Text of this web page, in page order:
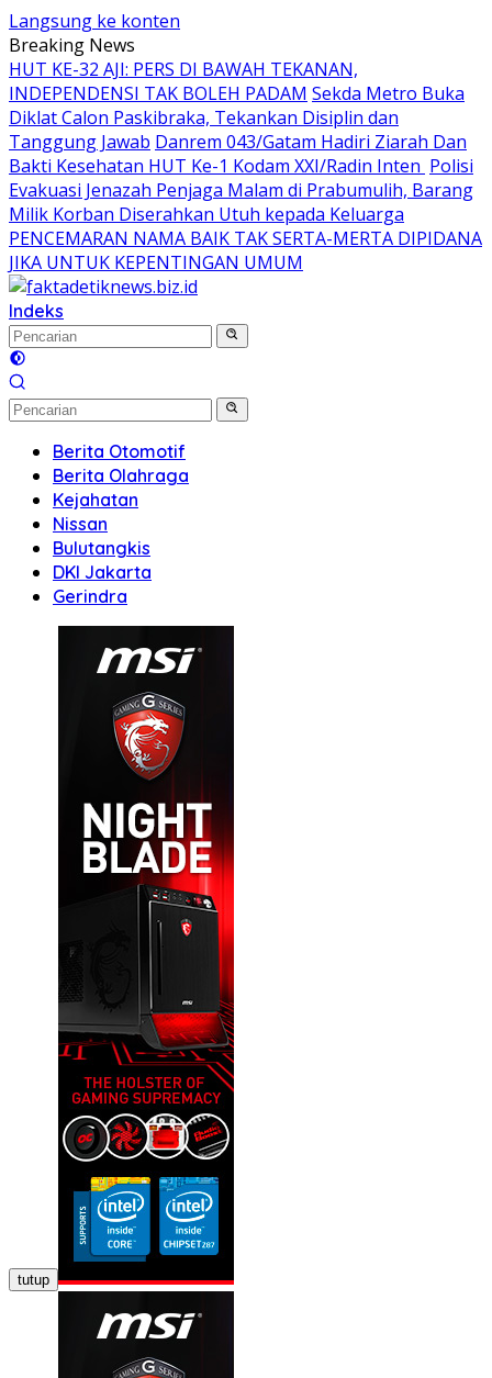
Langsung ke konten
Breaking News
HUT KE-32 AJI: PERS DI BAWAH TEKANAN,
INDEPENDENSI TAK BOLEH PADAM Sekda Metro Buka
Diklat Calon Paskibraka, Tekankan Disiplin dan
Tanggung Jawab Danrem 043/Gatam Hadiri Ziarah Dan
Bakti Kesehatan HUT Ke-1 Kodam XXI/Radin Inten Polisi
Evakuasi Jenazah Penjaga Malam di Prabumulih, Barang
Milik Korban Diserahkan Utuh kepada Keluarga
PENCEMARAN NAMA BAIK TAK SERTA-MERTA DIPIDANA
JIKA UNTUK KEPENTINGAN UMUM
Indeks
Berita Otomotif
Berita Olahraga
Kejahatan
Nissan
Bulutangkis
DKI Jakarta
Gerindra
tutup